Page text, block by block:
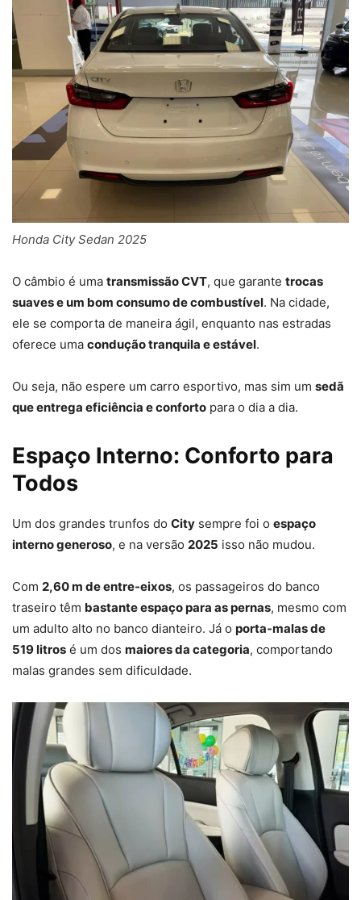
Honda City Sedan 2025
O câmbio é uma transmissão CVT, que garante trocas
suaves e um bom consumo de combustível. Na cidade,
ele se comporta de maneira ágil, enquanto nas estradas
oferece uma condução tranquila e estável.
Ou seja, não espere um carro esportivo, mas sim um sedã
que entrega eficiência e conforto para o dia a dia.
Espaço Interno: Conforto para
Todos
Um dos grandes trunfos do City sempre foi o espaço
interno generoso, e na versão 2025 isso não mudou.
Com 2,60 m de entre-eixos, os passageiros do banco
traseiro têm bastante espaço para as pernas, mesmo com
um adulto alto no banco dianteiro. Já o porta-malas de
519 litros é um dos maiores da categoria, comportando
malas grandes sem dificuldade.